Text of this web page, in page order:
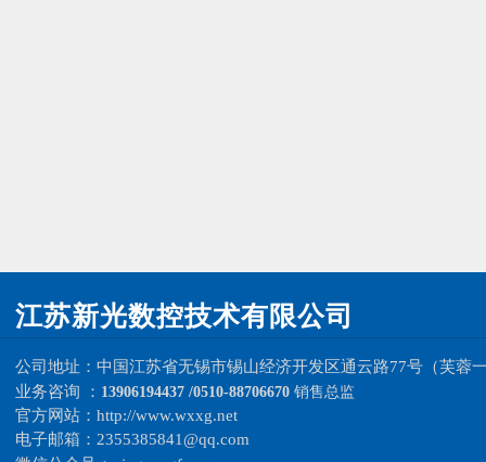
江苏新光数控技术有限公司
公司地址：中国江苏省无锡市锡山经济开发区通云路77号（芙蓉
业务咨询 ： 13906194437 /0510-88706670 销售总监
官方网站： http://www.wxxg.net
电子邮箱：2355385841@qq.com